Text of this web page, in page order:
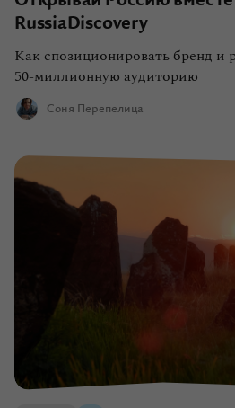
RussiaDiscovery
Как спозиционировать бренд и
50-миллионную аудиторию
Соня Перепелица